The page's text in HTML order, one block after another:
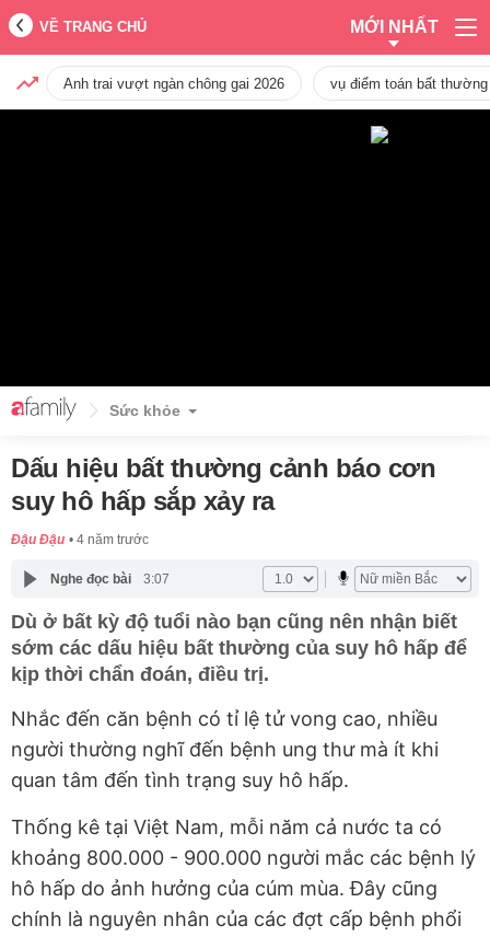
VỀ TRANG CHỦ MỚI NHẤT
Anh trai vượt ngàn chông gai 2026 vụ điểm toán bất
Sức khỏe
Dấu hiệu bất thường cảnh báo cơn
suy hô hấp sắp xảy ra
Đậu Đậu 4 năm trước
Nghe đọc bài 3:07
Dù ở bất kỳ độ tuổi nào bạn cũng nên nhận biết
sớm các dấu hiệu bất thường của suy hô hấp để
kịp thời chẩn đoán, điều trị.
Nhắc đến căn bệnh có tỉ lệ tử vong cao, nhiều
người thường nghĩ đến bệnh ung thư mà ít khi
quan tâm đến tình trạng suy hô hấp.
Thống kê tại Việt Nam, mỗi năm cả nước ta có
khoảng 800.000 - 900.000 người mắc các bệnh lý
hô hấp do ảnh hưởng của cúm mùa. Đây cũng
chính là nguyên nhân của các đợt cấp bệnh phổi